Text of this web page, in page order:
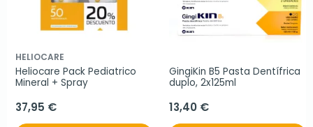
HELIOCARE
Heliocare Pack Pediatrico
Mineral + Spray
37,95 €
GingiKin B5 Pasta Dentífrica
duplo, 2x125ml
13,40 €